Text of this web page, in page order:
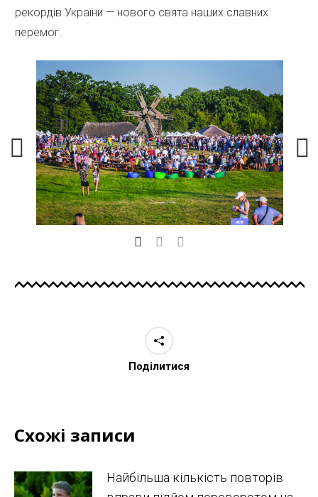
рекордів України — нового свята наших славних
перемог.
Поділитися
Схожі записи
Найбільша кількість повторів